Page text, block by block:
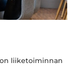
liiketoiminnan